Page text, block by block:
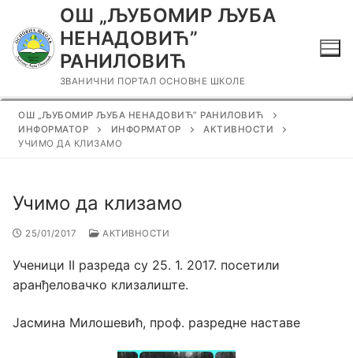
садржаја
ОШ „ЉУБОМИР ЉУБА
НЕНАДОВИЋ”
РАНИЛОВИЋ
ЗВАНИЧНИ ПОРТАЛ ОСНОВНЕ ШКОЛЕ
ОШ „ЉУБОМИР ЉУБА НЕНАДОВИЋ” РАНИЛОВИЋ
ИНФОРМАТОР
ИНФОРМАТОР
АКТИВНОСТИ
УЧИМО ДА КЛИЗАМО
Учимо да клизамо
25/01/2017 АКТИВНОСТИ
Ученици II разреда су 25. 1. 2017. посетили
аранђеловачко клизалиште.
Јасмина Милошевић, проф. разредне наставе